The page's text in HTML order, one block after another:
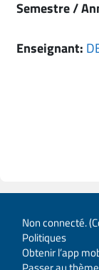
Semestre /
Enseignant:
Non connecté. (
Politiques
Obtenir l’app